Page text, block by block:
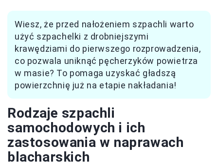
Wiesz, że przed nałożeniem szpachli warto
użyć szpachelki z drobniejszymi
krawędziami do pierwszego rozprowadzenia,
co pozwala uniknąć pęcherzyków powietrza
w masie? To pomaga uzyskać gładszą
powierzchnię już na etapie nakładania!
Rodzaje szpachli
samochodowych i ich
zastosowania w naprawach
blacharskich